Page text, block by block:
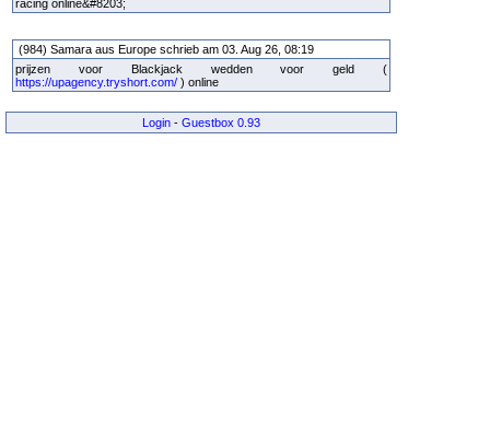
racing online&#8203;
(984) Samara aus Europe schrieb am 03. Aug 26, 08:19
prijzen voor Blackjack wedden voor geld (
https://upagency.tryshort.com/ ) online
Login - Guestbox 0.93